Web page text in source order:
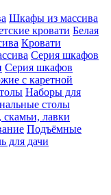
Шкафы из массива
кровати Белая
Кровати
Серия шкафов
Серия шкафов
с каретной
Наборы для
столы
лавки
Подъёмные
для дачи